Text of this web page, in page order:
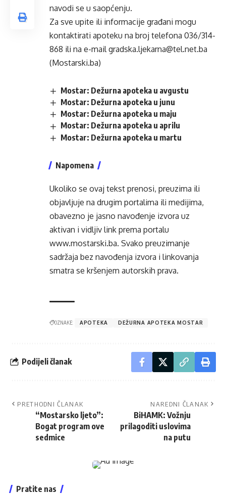
navodi se u saopćenju.
Za sve upite ili informacije građani mogu
kontaktirati apoteku na broj telefona 036/314-
868 ili na e-mail gradska.ljekarna@tel.net.ba
(Mostarski.ba)
Mostar: Dežurna apoteka u avgustu
Mostar: Dežurna apoteka u junu
Mostar: Dežurna apoteka u maju
Mostar: Dežurna apoteka u aprilu
Mostar: Dežurna apoteka u martu
Napomena
Ukoliko se ovaj tekst prenosi, preuzima ili
objavljuje na drugim portalima ili medijima,
obavezno je jasno navođenje izvora uz
aktivan i vidljiv link prema portalu
www.mostarski.ba. Svako preuzimanje
sadržaja bez navođenja izvora i linkovanja
smatra se kršenjem autorskih prava.
OZNAKE: APOTEKA DEŽURNA APOTEKA MOSTAR
Podijeli članak
PRETHODNI ČLANAK
“Mostarsko ljeto”:
Bogat program ove
sedmice
NAREDNI ČLANAK
BiHAMK: Vožnju
prilagoditi uslovima
na putu
Pratite nas